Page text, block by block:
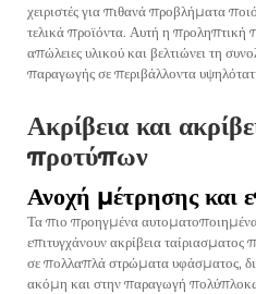
χειριστές για πιθανά προβλήματα
τελικά προϊόντα. Αυτή η προληπτική
απώλειες υλικού και βελτιώνει τη
παραγωγής σε περιβάλλοντα
Ακρίβεια και
προτύπων
Ανοχή μέτρησης και
Τα πιο προηγμένα
επιτυγχάνουν ακρίβεια
σε πολλαπλά στρώματα υφάσματος,
ακόμη και στην παραγωγή